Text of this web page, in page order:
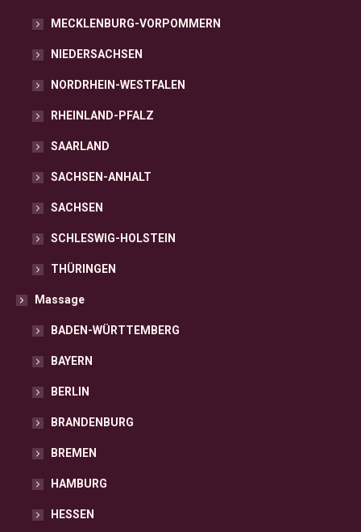
MECKLENBURG-VORPOMMERN
NIEDERSACHSEN
NORDRHEIN-WESTFALEN
RHEINLAND-PFALZ
SAARLAND
SACHSEN-ANHALT
SACHSEN
SCHLESWIG-HOLSTEIN
THÜRINGEN
Massage
BADEN-WÜRTTEMBERG
BAYERN
BERLIN
BRANDENBURG
BREMEN
HAMBURG
HESSEN